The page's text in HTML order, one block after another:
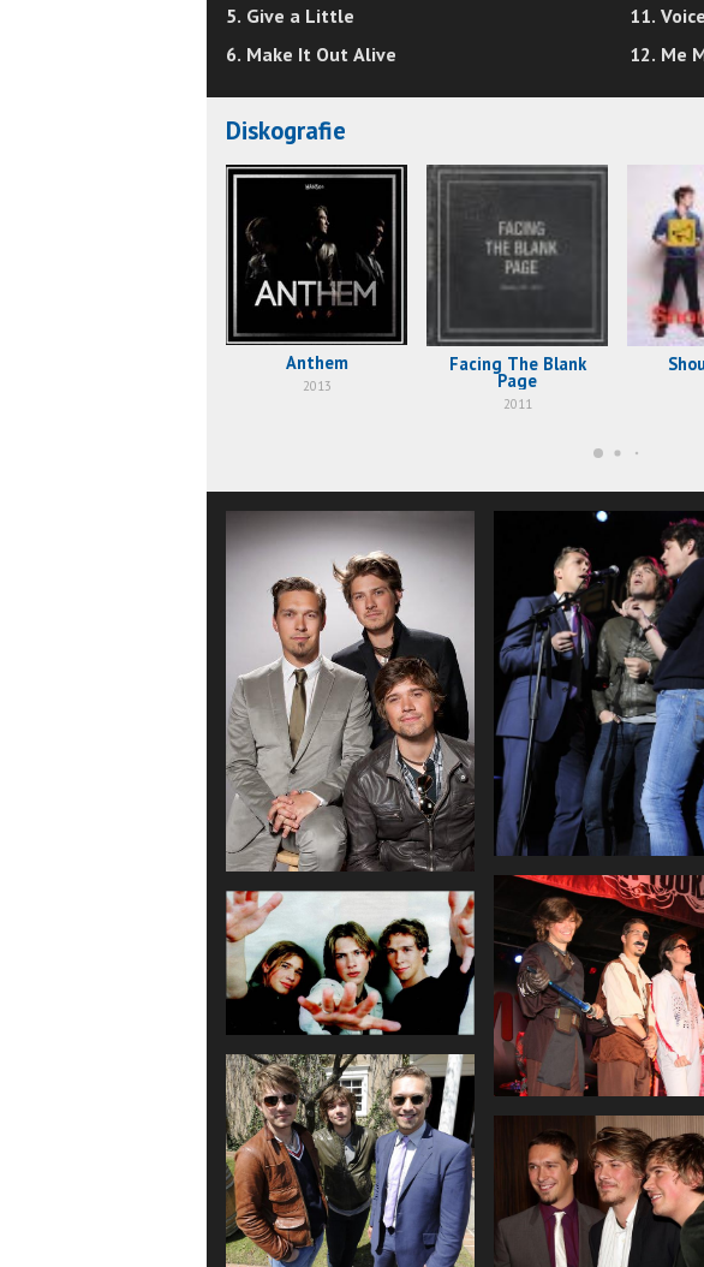
5. Give a Little
6. Make It Out Alive
11.
12. Me
Diskografie
Anthem
2013
Facing The Blank
Page
2011